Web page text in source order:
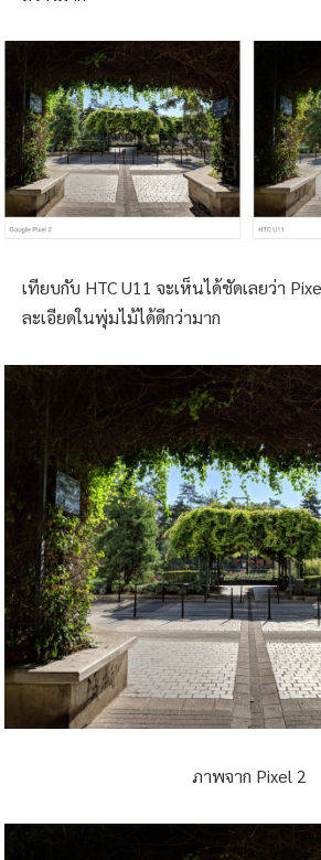
เทียบกับ HTC U11 จะเห็นได้ชัดเลยว่า
ละเอียดในพุ่มไม้ได้ดีกว่ามาก
ภาพจาก Pixel 2